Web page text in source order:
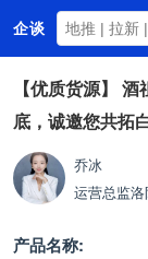
企谈
首页
商务资源
资讯动态
关于我们
【优质货源】 酒
底，诚邀您共拓
乔冰
运营总监洛
产品名称: